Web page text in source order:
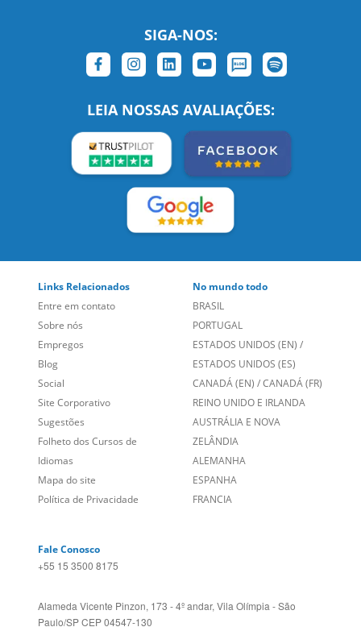
SIGA-NOS:
LEIA NOSSAS AVALIAÇÕES:
Links Relacionados
Entre em contato
Sobre nós
Empregos
Blog
Social
Site Corporativo
Sugestões
Folheto dos Cursos de
Idiomas
Mapa do site
Política de Privacidade
No mundo todo
BRASIL
PORTUGAL
ESTADOS UNIDOS (EN) /
ESTADOS UNIDOS (ES)
CANADÁ (EN) /CANADÁ (FR)
REINO UNIDO E IRLANDA
AUSTRÁLIA E NOVA
ZELÂNDIA
ALEMANHA
ESPANHA
FRANCIA
Fale Conosco
+55 15 3500 8175
Alameda Vicente Pinzon, 173 - 4º andar, Vila Olímpia - São
Paulo/SP CEP 04547-130